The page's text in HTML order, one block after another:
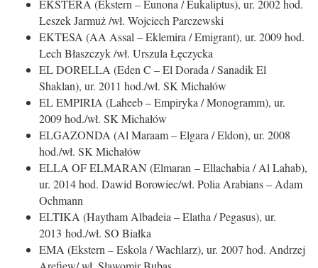
EKSTERA (Ekstern – Eunona / Eukaliptus), ur. 2002 hod.
Leszek Jarmuż /wł. Wojciech Parczewski
EKTESA (AA Assal – Eklemira / Emigrant), ur. 2009 hod.
Lech Błaszczyk /wł. Urszula Łęczycka
EL DORELLA (Eden C – El Dorada / Sanadik El
Shaklan), ur. 2011 hod./wł. SK Michałów
EL EMPIRIA (Laheeb – Empiryka / Monogramm), ur.
2009 hod./wł. SK Michałów
ELGAZONDA (Al Maraam – Elgara / Eldon), ur. 2008
hod./wł. SK Michałów
ELLA OF ELMARAN (Elmaran – Ellachabia / Al Lahab),
ur. 2014 hod. Dawid Borowiec/wł. Polia Arabians – Adam
Ochmann
ELTIKA (Haytham Albadeia – Elatha / Pegasus), ur.
2013 hod./wł. SO Białka
EMA (Ekstern – Eskola / Wachlarz), ur. 2007 hod. Andrzej